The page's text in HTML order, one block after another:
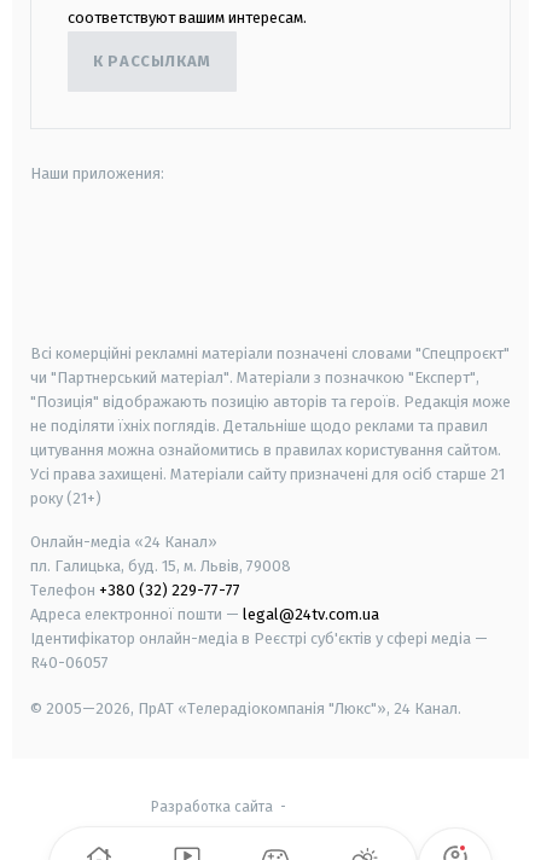
соответствуют вашим интересам.
К РАССЫЛКАМ
Наши приложения:
Всі комерційні рекламні матеріали позначені словами "Спецпроєкт"
чи "Партнерський матеріал". Матеріали з позначкою "Експерт",
"Позиція" відображають позицію авторів та героїв. Редакція може
не поділяти їхніх поглядів. Детальніше щодо реклами та правил
цитування можна ознайомитись в правилах користування сайтом.
Усі права захищені. Матеріали сайту призначені для осіб старше 21
року (21+)
Онлайн-медіа «24 Канал»
пл. Галицька, буд. 15, м. Львів, 79008
Телефон +380 (32) 229-77-77
Адреса електронної пошти — legal@24tv.com.ua
Ідентифікатор онлайн-медіа в Реєстрі суб'єктів у сфері медіа —
R40-06057
© 2005—2026, ПрАТ «Телерадіокомпанія "Люкс"», 24 Канал.
Разработка сайта -